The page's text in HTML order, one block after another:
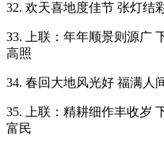
32. 欢天喜地度佳节 张灯结
33. 上联：年年顺景则源广
高照
34. 春回大地风光好 福满人
35. 上联：精耕细作丰收岁
富民